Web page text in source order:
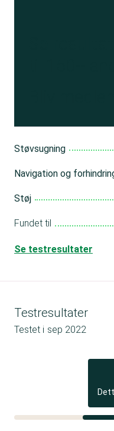
Støvsugning
Navigation og
Støj
Fundet til
Se testresultater
Testresultater
Testet i sep 2022